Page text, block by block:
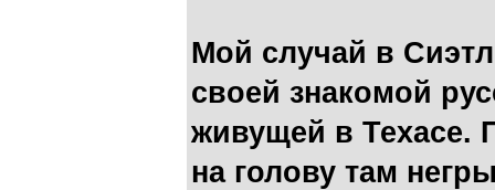
Мой случай в
своей знакомой
живущей в Техасе.
на голову там